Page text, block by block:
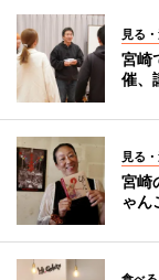
見る
宮崎
催、
見る
宮崎
ゃん